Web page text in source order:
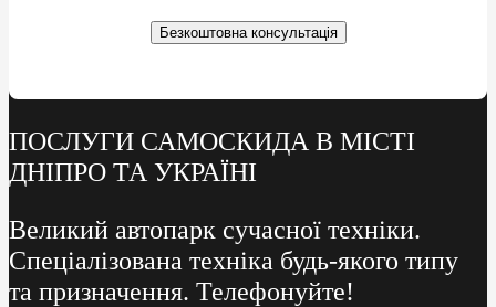
Безкоштовна консультація
ПОСЛУГИ САМОСКИДА В МІСТІ
ДНІПРО ТА УКРАЇНІ
Великий автопарк сучасної техніки.
Спеціалізована техніка будь-якого типу
та призначення. Телефонуйте!